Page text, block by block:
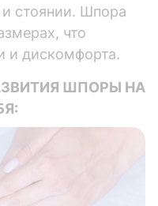
стоянии. Шпора
что
и дискомфорта.
ШПОРЫ НА